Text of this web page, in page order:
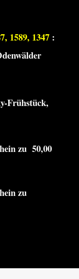
1589, 1347 :
Frühstück,
zu 50,00
zu